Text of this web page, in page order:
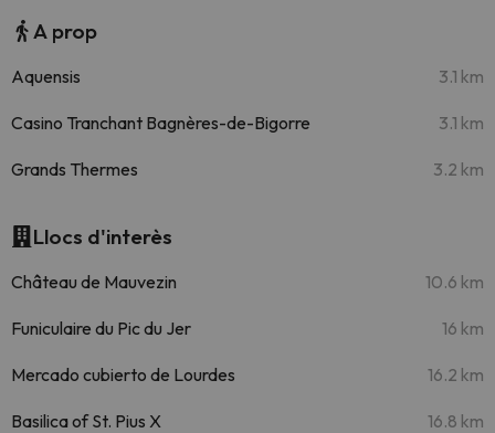
A prop
Aquensis 3.1 km
Casino Tranchant Bagnères-de-Bigorre 3.1 km
Grands Thermes 3.2 km
Llocs d'interès
Château de Mauvezin 10.6 km
Funiculaire du Pic du Jer 16 km
Mercado cubierto de Lourdes 16.2 km
Basilica of St. Pius X 16.8 km